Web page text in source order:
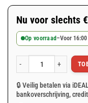
Nu voor slechts €
Op voorraad –Voor
Groen afdekzeil 4x6m
🔒 Veilig betalen via
bankoverschrijving,